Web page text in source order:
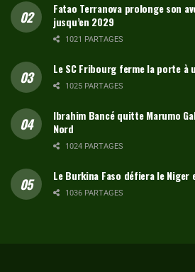
Fatao Terranova prolonge son
jusqu’en 2029
1021 PARTAGES
Le SC Fribourg ferme la porte à
1025 PARTAGES
Ibrahim Bancé quitte Marumo
Nord
1024 PARTAGES
Le Burkina Faso défiera le Niger
1036 PARTAGES